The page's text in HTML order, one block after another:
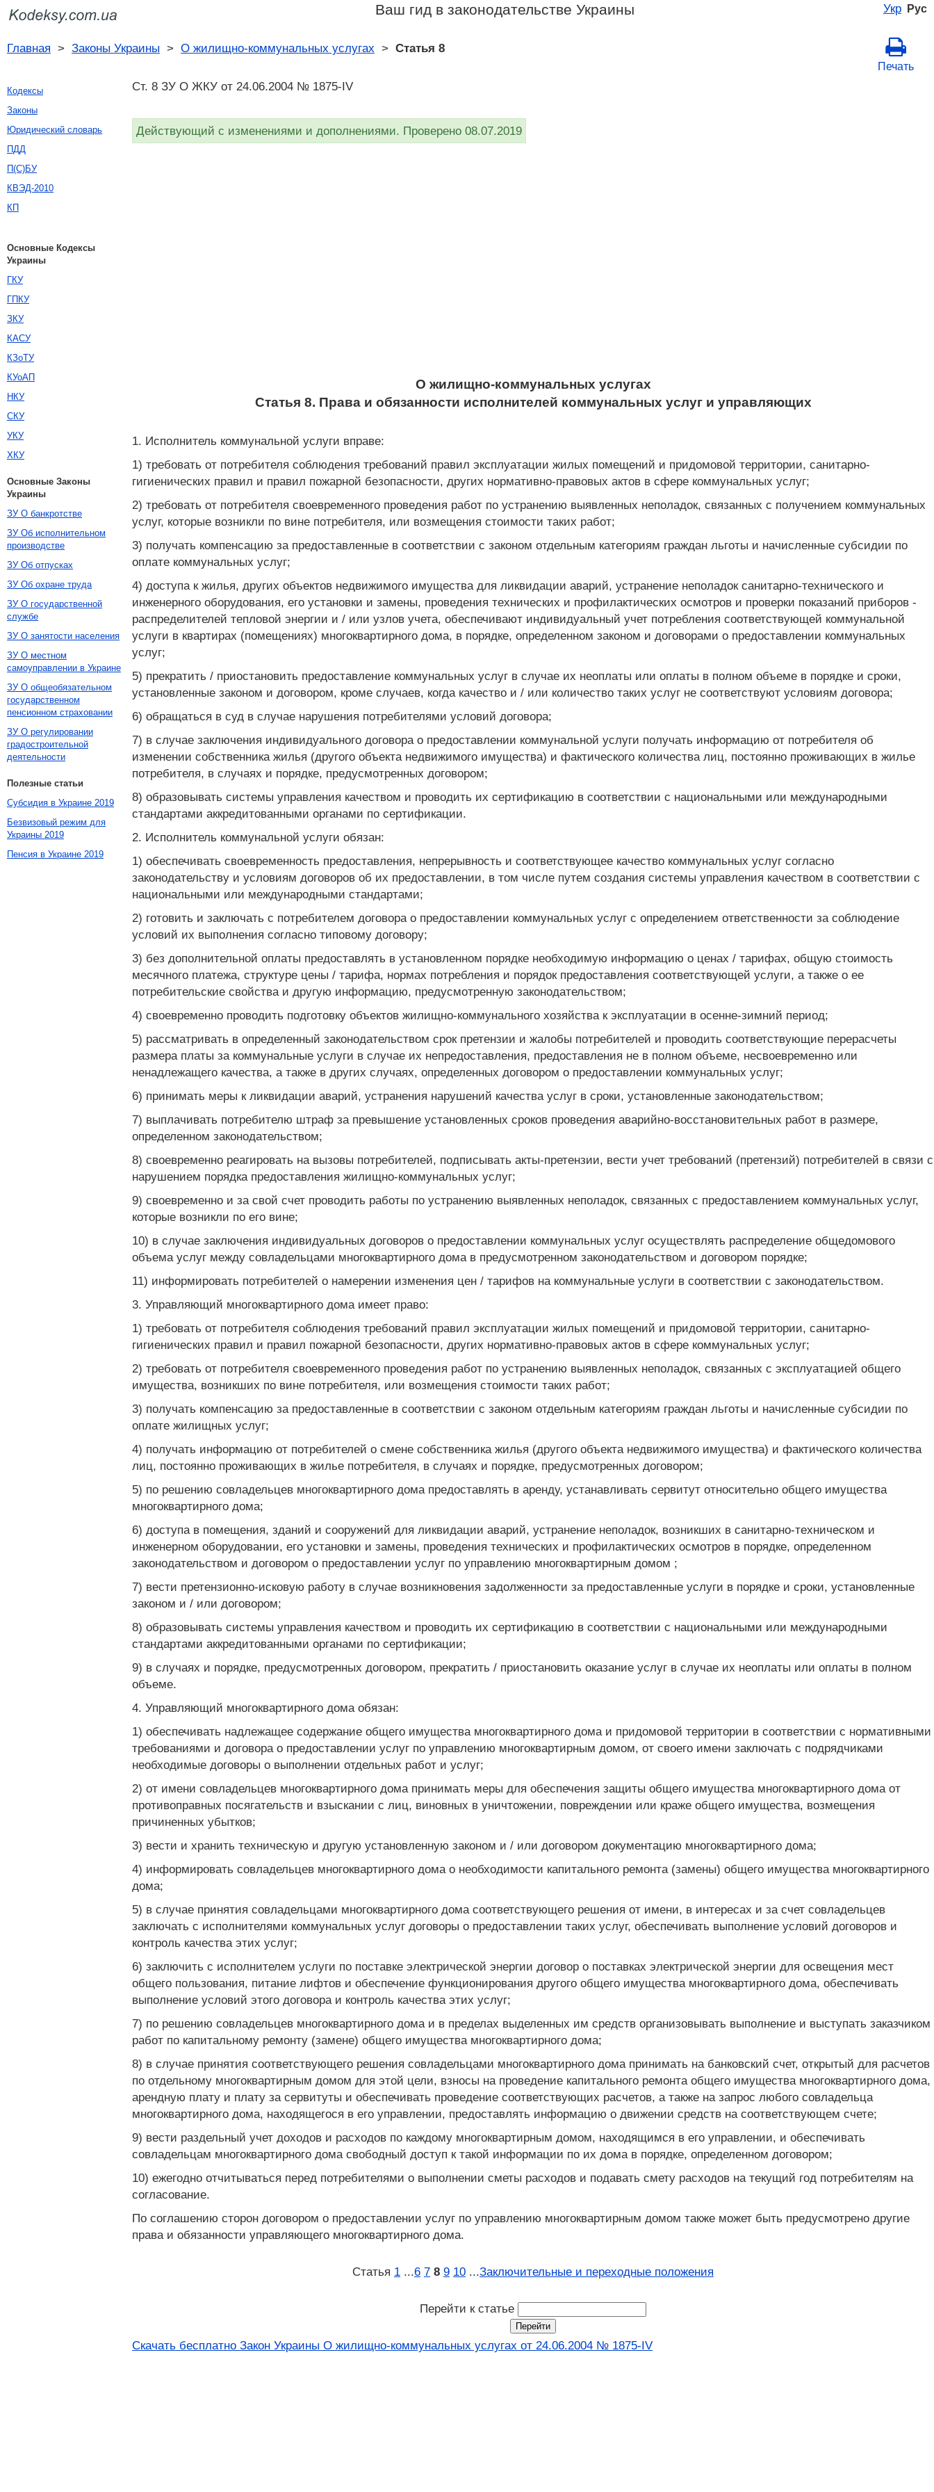
Укр Рус
Ваш гид в законодательстве Украины
Главная > Законы Украины > О жилищно-коммунальных услугах > Статья 8
Печать
Ст. 8 ЗУ О ЖКУ от 24.06.2004 № 1875-IV
Действующий с изменениями и дополнениями. Проверено 08.07.2019
О жилищно-коммунальных услугах
Статья 8. Права и обязанности исполнителей коммунальных услуг и управляющих
1. Исполнитель коммунальной услуги вправе:
1) требовать от потребителя соблюдения требований правил эксплуатации жилых помещений и придомовой территории, санитарно-
гигиенических правил и правил пожарной безопасности, других нормативно-правовых актов в сфере коммунальных услуг;
2) требовать от потребителя своевременного проведения работ по устранению выявленных неполадок, связанных с получением коммунальных
услуг, которые возникли по вине потребителя, или возмещения стоимости таких работ;
3) получать компенсацию за предоставленные в соответствии с законом отдельным категориям граждан льготы и начисленные субсидии по
оплате коммунальных услуг;
4) доступа к жилья, других объектов недвижимого имущества для ликвидации аварий, устранение неполадок санитарно-технического и
инженерного оборудования, его установки и замены, проведения технических и профилактических осмотров и проверки показаний приборов -
распределителей тепловой энергии и / или узлов учета, обеспечивают индивидуальный учет потребления соответствующей коммунальной
услуги в квартирах (помещениях) многоквартирного дома, в порядке, определенном законом и договорами о предоставлении коммунальных
услуг;
5) прекратить / приостановить предоставление коммунальных услуг в случае их неоплаты или оплаты в полном объеме в порядке и сроки,
установленные законом и договором, кроме случаев, когда качество и / или количество таких услуг не соответствуют условиям договора;
6) обращаться в суд в случае нарушения потребителями условий договора;
7) в случае заключения индивидуального договора о предоставлении коммунальной услуги получать информацию от потребителя об
изменении собственника жилья (другого объекта недвижимого имущества) и фактического количества лиц, постоянно проживающих в жилье
потребителя, в случаях и порядке, предусмотренных договором;
8) образовывать системы управления качеством и проводить их сертификацию в соответствии с национальными или международными
стандартами аккредитованными органами по сертификации.
2. Исполнитель коммунальной услуги обязан:
1) обеспечивать своевременность предоставления, непрерывность и соответствующее качество коммунальных услуг согласно
законодательству и условиям договоров об их предоставлении, в том числе путем создания системы управления качеством в соответствии с
национальными или международными стандартами;
2) готовить и заключать с потребителем договора о предоставлении коммунальных услуг с определением ответственности за соблюдение
условий их выполнения согласно типовому договору;
3) без дополнительной оплаты предоставлять в установленном порядке необходимую информацию о ценах / тарифах, общую стоимость
месячного платежа, структуре цены / тарифа, нормах потребления и порядок предоставления соответствующей услуги, а также о ее
потребительские свойства и другую информацию, предусмотренную законодательством;
4) своевременно проводить подготовку объектов жилищно-коммунального хозяйства к эксплуатации в осенне-зимний период;
5) рассматривать в определенный законодательством срок претензии и жалобы потребителей и проводить соответствующие перерасчеты
размера платы за коммунальные услуги в случае их непредоставления, предоставления не в полном объеме, несвоевременно или
ненадлежащего качества, а также в других случаях, определенных договором о предоставлении коммунальных услуг;
6) принимать меры к ликвидации аварий, устранения нарушений качества услуг в сроки, установленные законодательством;
7) выплачивать потребителю штраф за превышение установленных сроков проведения аварийно-восстановительных работ в размере,
определенном законодательством;
8) своевременно реагировать на вызовы потребителей, подписывать акты-претензии, вести учет требований (претензий) потребителей в связи с
нарушением порядка предоставления жилищно-коммунальных услуг;
9) своевременно и за свой счет проводить работы по устранению выявленных неполадок, связанных с предоставлением коммунальных услуг,
которые возникли по его вине;
10) в случае заключения индивидуальных договоров о предоставлении коммунальных услуг осуществлять распределение общедомового
объема услуг между совладельцами многоквартирного дома в предусмотренном законодательством и договором порядке;
11) информировать потребителей о намерении изменения цен / тарифов на коммунальные услуги в соответствии с законодательством.
3. Управляющий многоквартирного дома имеет право:
1) требовать от потребителя соблюдения требований правил эксплуатации жилых помещений и придомовой территории, санитарно-
гигиенических правил и правил пожарной безопасности, других нормативно-правовых актов в сфере коммунальных услуг;
2) требовать от потребителя своевременного проведения работ по устранению выявленных неполадок, связанных с эксплуатацией общего
имущества, возникших по вине потребителя, или возмещения стоимости таких работ;
3) получать компенсацию за предоставленные в соответствии с законом отдельным категориям граждан льготы и начисленные субсидии по
оплате жилищных услуг;
4) получать информацию от потребителей о смене собственника жилья (другого объекта недвижимого имущества) и фактического количества
лиц, постоянно проживающих в жилье потребителя, в случаях и порядке, предусмотренных договором;
5) по решению совладельцев многоквартирного дома предоставлять в аренду, устанавливать сервитут относительно общего имущества
многоквартирного дома;
6) доступа в помещения, зданий и сооружений для ликвидации аварий, устранение неполадок, возникших в санитарно-техническом и
инженерном оборудовании, его установки и замены, проведения технических и профилактических осмотров в порядке, определенном
законодательством и договором о предоставлении услуг по управлению многоквартирным домом ;
7) вести претензионно-исковую работу в случае возникновения задолженности за предоставленные услуги в порядке и сроки, установленные
законом и / или договором;
8) образовывать системы управления качеством и проводить их сертификацию в соответствии с национальными или международными
стандартами аккредитованными органами по сертификации;
9) в случаях и порядке, предусмотренных договором, прекратить / приостановить оказание услуг в случае их неоплаты или оплаты в полном
объеме.
4. Управляющий многоквартирного дома обязан:
1) обеспечивать надлежащее содержание общего имущества многоквартирного дома и придомовой территории в соответствии с нормативными
требованиями и договора о предоставлении услуг по управлению многоквартирным домом, от своего имени заключать с подрядчиками
необходимые договоры о выполнении отдельных работ и услуг;
2) от имени совладельцев многоквартирного дома принимать меры для обеспечения защиты общего имущества многоквартирного дома от
противоправных посягательств и взыскании с лиц, виновных в уничтожении, повреждении или краже общего имущества, возмещения
причиненных убытков;
3) вести и хранить техническую и другую установленную законом и / или договором документацию многоквартирного дома;
4) информировать совладельцев многоквартирного дома о необходимости капитального ремонта (замены) общего имущества многоквартирного
дома;
5) в случае принятия совладельцами многоквартирного дома соответствующего решения от имени, в интересах и за счет совладельцев
заключать с исполнителями коммунальных услуг договоры о предоставлении таких услуг, обеспечивать выполнение условий договоров и
контроль качества этих услуг;
6) заключить с исполнителем услуги по поставке электрической энергии договор о поставках электрической энергии для освещения мест
общего пользования, питание лифтов и обеспечение функционирования другого общего имущества многоквартирного дома, обеспечивать
выполнение условий этого договора и контроль качества этих услуг;
7) по решению совладельцев многоквартирного дома и в пределах выделенных им средств организовывать выполнение и выступать заказчиком
работ по капитальному ремонту (замене) общего имущества многоквартирного дома;
8) в случае принятия соответствующего решения совладельцами многоквартирного дома принимать на банковский счет, открытый для расчетов
по отдельному многоквартирным домом для этой цели, взносы на проведение капитального ремонта общего имущества многоквартирного дома,
арендную плату и плату за сервитуты и обеспечивать проведение соответствующих расчетов, а также на запрос любого совладельца
многоквартирного дома, находящегося в его управлении, предоставлять информацию о движении средств на соответствующем счете;
9) вести раздельный учет доходов и расходов по каждому многоквартирным домом, находящимся в его управлении, и обеспечивать
совладельцам многоквартирного дома свободный доступ к такой информации по их дома в порядке, определенном договором;
10) ежегодно отчитываться перед потребителями о выполнении сметы расходов и подавать смету расходов на текущий год потребителям на
согласование.
По соглашению сторон договором о предоставлении услуг по управлению многоквартирным домом также может быть предусмотрено другие
права и обязанности управляющего многоквартирного дома.
Статья 1 ...6 7 8 9 10 ...Заключительные и переходные положения
Перейти к статье
Скачать бесплатно Закон Украины О жилищно-коммунальных услугах от 24.06.2004 № 1875-IV
Кодексы
Законы
Юридический словарь
ПДД
П(С)БУ
КВЭД-2010
КП
Основные Кодексы
Украины
ГКУ
ГПКУ
ЗКУ
КАСУ
КЗоТУ
КУоАП
НКУ
СКУ
УКУ
ХКУ
Основные Законы
Украины
ЗУ О банкротстве
ЗУ Об исполнительном
производстве
ЗУ Об отпусках
ЗУ Об охране труда
ЗУ О государственной
службе
ЗУ О занятости населения
ЗУ О местном
самоуправлении в Украине
ЗУ О общеобязательном
государственном
пенсионном страховании
ЗУ О регулировании
градостроительной
деятельности
Полезные статьи
Субсидия в Украине 2019
Безвизовый режим для
Украины 2019
Пенсия в Украине 2019